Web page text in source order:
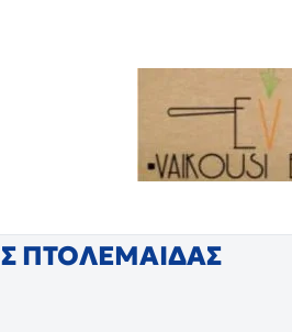
ΠΤΟΛΕΜΑΙΔΑΣ